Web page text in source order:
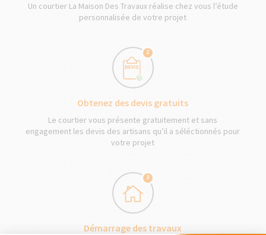
Un courtier La Maison Des Travaux réalise chez vous l’étude
personnalisée de votre projet
2
Obtenez des devis gratuits
Le courtier vous présente gratuitement et sans
engagement les devis des artisans qu’il a séléctionnés pour
votre projet
3
Démarrage des travaux